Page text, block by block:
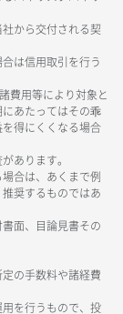
から交付される契
は信用取引を行う
費用等により対象と
あたってはその乖
得にくくなる場合
あります。
合は、あくまで例
奨するものではあ
面、目論見書その
の手数料や諸経費
用を行うもので、投